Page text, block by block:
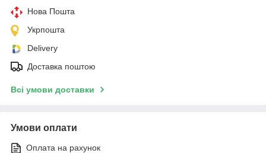
Нова Пошта
Укрпошта
Delivery
Доставка поштою
Всі умови доставки
Умови оплати
Оплата на рахунок